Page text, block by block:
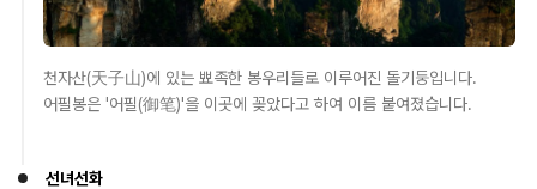
천자산(天子山)에 있는 뾰족한 봉우리들로 이루어진 돌기둥입니다.
어필봉은 '어필(御笔)'을 이곳에 꽂았다고 하여 이름 붙여졌습니다.
선녀선화